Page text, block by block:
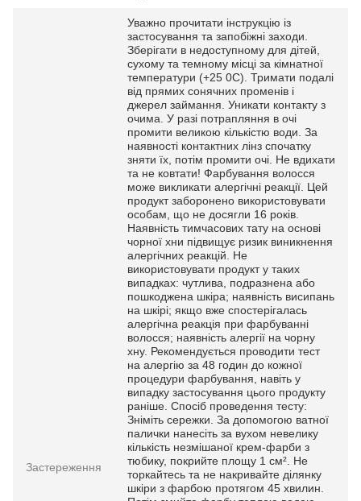
Застереження
Уважно прочитати інструкцію із
застосування та запобіжні заходи.
Зберігати в недоступному для дітей,
сухому та темному місці за кімнатної
температури (+25 0С). Тримати подалі
від прямих сонячних променів і
джерел займання. Уникати контакту з
очима. У разі потрапляння в очі
промити великою кількістю води. За
наявності контактних лінз спочатку
зняти їх, потім промити очі. Не вдихати
та не ковтати! Фарбування волосся
може викликати алергічні реакції. Цей
продукт заборонено використовувати
особам, що не досягли 16 років.
Наявність тимчасових тату на основі
чорної хни підвищує ризик виникнення
алергічних реакцій. Не
використовувати продукт у таких
випадках: чутлива, подразнена або
пошкоджена шкіра; наявність висипань
на шкірі; якщо вже спостерігалась
алергічна реакція при фарбуванні
волосся; наявність алергії на чорну
хну. Рекомендується проводити тест
на алергію за 48 годин до кожної
процедури фарбування, навіть у
випадку застосування цього продукту
раніше. Спосіб проведення тесту:
Зніміть сережки. За допомогою ватної
палички нанесіть за вухом невелику
кількість незмішаної крем-фарби з
тюбику, покрийте площу 1 см². Не
торкайтесь та не накривайте ділянку
шкіри з фарбою протягом 45 хвилин.